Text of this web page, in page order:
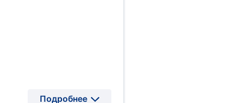
Подробнее